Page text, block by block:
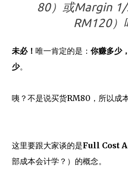
80）或Margin
RM120）
未必！ 唯一肯定的是： 你赚多少
少。
咦？不是说买货RM80，所以成
这里要跟大家谈的是Full Cost
部成本会计学？）的概念。